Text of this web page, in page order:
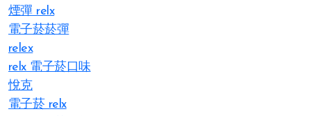
煙彈 relx
電子菸菸彈
relex
relx 電子菸口味
悅克
電子菸 relx